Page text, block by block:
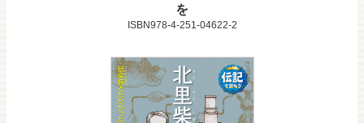
を
ISBN978-4-251-04622-2